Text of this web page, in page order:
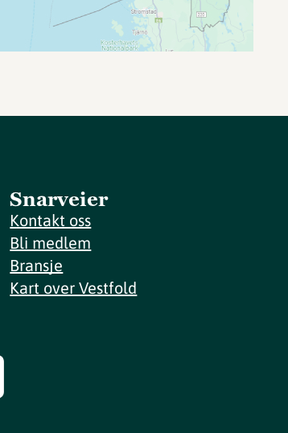
Snarveier
Kontakt oss
Bli medlem
Bransje
Kart over Vestfold